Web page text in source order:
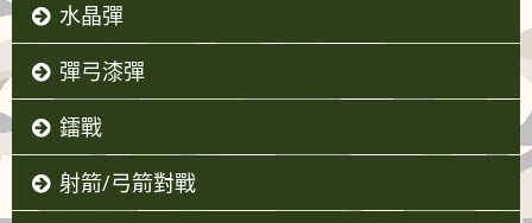
水晶彈
彈弓漆彈
鐳戰
射箭/弓箭對戰